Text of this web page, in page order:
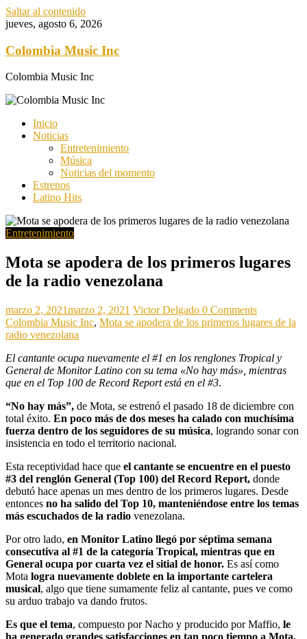
Saltar al contenido
jueves, agosto 6, 2026
Colombia Music Inc
Colombia Music Inc
Inicio
Noticias
Entretenimiento
Música
Noticias del momento
Estrenos
Latino Hits
Entretenimiento
Mota se apodera de los primeros lugares
de la radio venezolana
marzo 2, 2021marzo 2, 2021 Victor Delgado 0 Comments
Colombia Music Inc, Mota se apodera de los primeros lugares de la
radio venezolana
El cantante ocupa nuevamente el #1 en los renglones Tropical y
General de Monitor Latino con su tema «No hay más», mientras
que en el Top 100 de Record Report está en el #3.
“No hay más”, de Mota, se estrenó el pasado 18 de diciembre con
total éxito. En poco más de dos meses ha calado con muchísima
fuerza dentro de los seguidores de su música, logrando sonar con
insistencia en todo el territorio nacional.
Esta receptividad hace que el cantante se encuentre en el puesto
#3 del renglón General (Top 100) del Record Report, donde
debutó hace apenas un mes dentro de los primeros lugares. Desde
entonces no ha salido del Top 10, manteniéndose entre los temas
más escuchados de la radio venezolana.
Por otro lado, en Monitor Latino llegó por séptima semana
consecutiva al #1 de la categoría Tropical, mientras que en
General ocupa por cuarta vez el sitial de honor. Es así como
Mota logra nuevamente doblete en la importante cartelera
musical, algo que tiene sumamente feliz al cantante, pues ve como
su arduo trabajo va dando frutos.
Es que el tema, compuesto por Nacho y producido por Maffio, le